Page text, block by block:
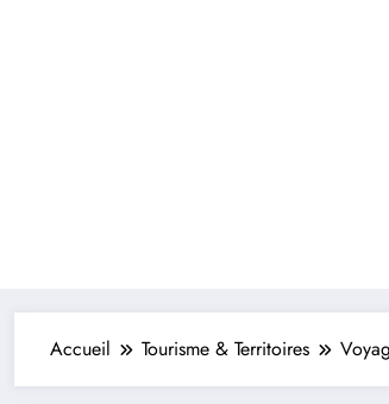
Accueil Tourisme & Territoires